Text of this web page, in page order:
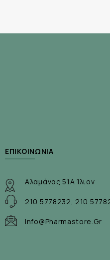
Διακριτικές και
Αφαιρέστε την
ΕΠΙΚΟΙΝΩΝΊΑ
Αλαμάνας 51Α Ίλιον
210 5778232, 210
Info@pharmastore.gr